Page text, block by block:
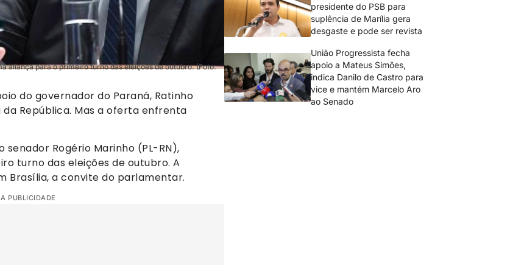
aliança para o primeiro turno das eleições de outubro. (Foto:
do governador do Paraná, Ratinho
República. Mas a oferta enfrenta
Rogério Marinho (PL-RN),
turno das eleições de outubro. A
Brasília, a convite do parlamentar.
PUBLICIDADE
presidente do PSB para
suplência de Marília gera
desgaste e pode ser revista
União Progressista fecha
apoio a Mateus Simões,
indica Danilo de Castro para
vice e mantém Marcelo Aro
ao Senado